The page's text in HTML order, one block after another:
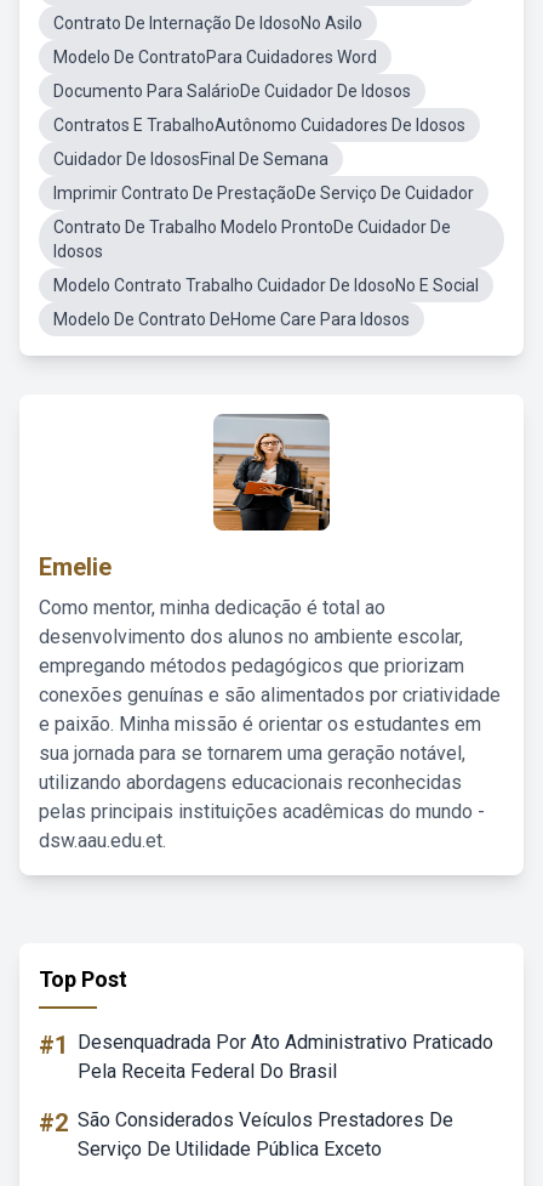
Contrato De Internação De IdosoNo Asilo
Modelo De ContratoPara Cuidadores Word
Documento Para SalárioDe Cuidador De Idosos
Contratos E TrabalhoAutônomo Cuidadores De Idosos
Cuidador De IdososFinal De Semana
Imprimir Contrato De PrestaçãoDe Serviço De Cuidador
Contrato De Trabalho Modelo ProntoDe Cuidador De
Idosos
Modelo Contrato Trabalho Cuidador De IdosoNo E Social
Modelo De Contrato DeHome Care Para Idosos
Emelie
Como mentor, minha dedicação é total ao
desenvolvimento dos alunos no ambiente escolar,
empregando métodos pedagógicos que priorizam
conexões genuínas e são alimentados por criatividade
e paixão. Minha missão é orientar os estudantes em
sua jornada para se tornarem uma geração notável,
utilizando abordagens educacionais reconhecidas
pelas principais instituições acadêmicas do mundo -
dsw.aau.edu.et.
Top Post
#1
Desenquadrada Por Ato Administrativo Praticado
Pela Receita Federal Do Brasil
#2 São Considerados Veículos Prestadores De
Serviço De Utilidade Pública Exceto